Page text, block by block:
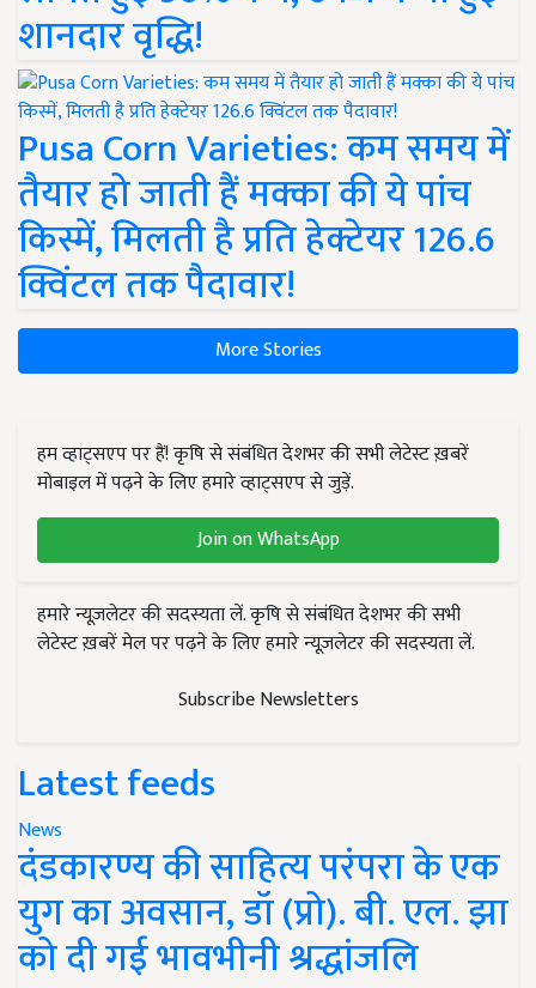
शानदार वृद्धि!
Pusa Corn Varieties: कम समय में
तैयार हो जाती हैं मक्का की ये पांच
किस्में, मिलती है प्रति हेक्टेयर 126.6
क्विंटल तक पैदावार!
More Stories
हम व्हाट्सएप पर हैं! कृषि से संबंधित देशभर की सभी लेटेस्ट ख़बरें
मोबाइल में पढ़ने के लिए हमारे व्हाट्सएप से जुड़ें.
Join on WhatsApp
हमारे न्यूज़लेटर की सदस्यता लें. कृषि से संबंधित देशभर की सभी
लेटेस्ट ख़बरें मेल पर पढ़ने के लिए हमारे न्यूज़लेटर की सदस्यता लें.
Subscribe Newsletters
Latest feeds
News
दंडकारण्य की साहित्य परंपरा के एक
युग का अवसान, डॉ (प्रो). बी. एल. झा
को दी गई भावभीनी श्रद्धांजलि